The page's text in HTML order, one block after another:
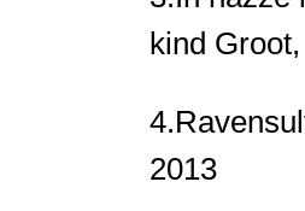
kind
4.
2013